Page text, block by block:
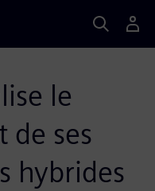
le
de ses
hybrides